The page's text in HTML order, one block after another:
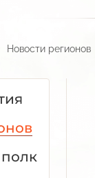
Новости регионов